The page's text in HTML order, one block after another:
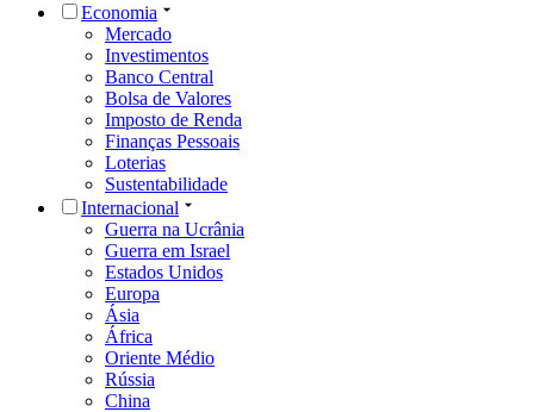
Economia
Mercado
Investimentos
Banco Central
Bolsa de Valores
Imposto de Renda
Finanças Pessoais
Loterias
Sustentabilidade
Internacional
Guerra na Ucrânia
Guerra em Israel
Estados Unidos
Europa
Ásia
África
Oriente Médio
Rússia
China